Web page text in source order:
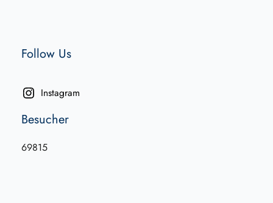
Follow Us
Instagram
Besucher
69815